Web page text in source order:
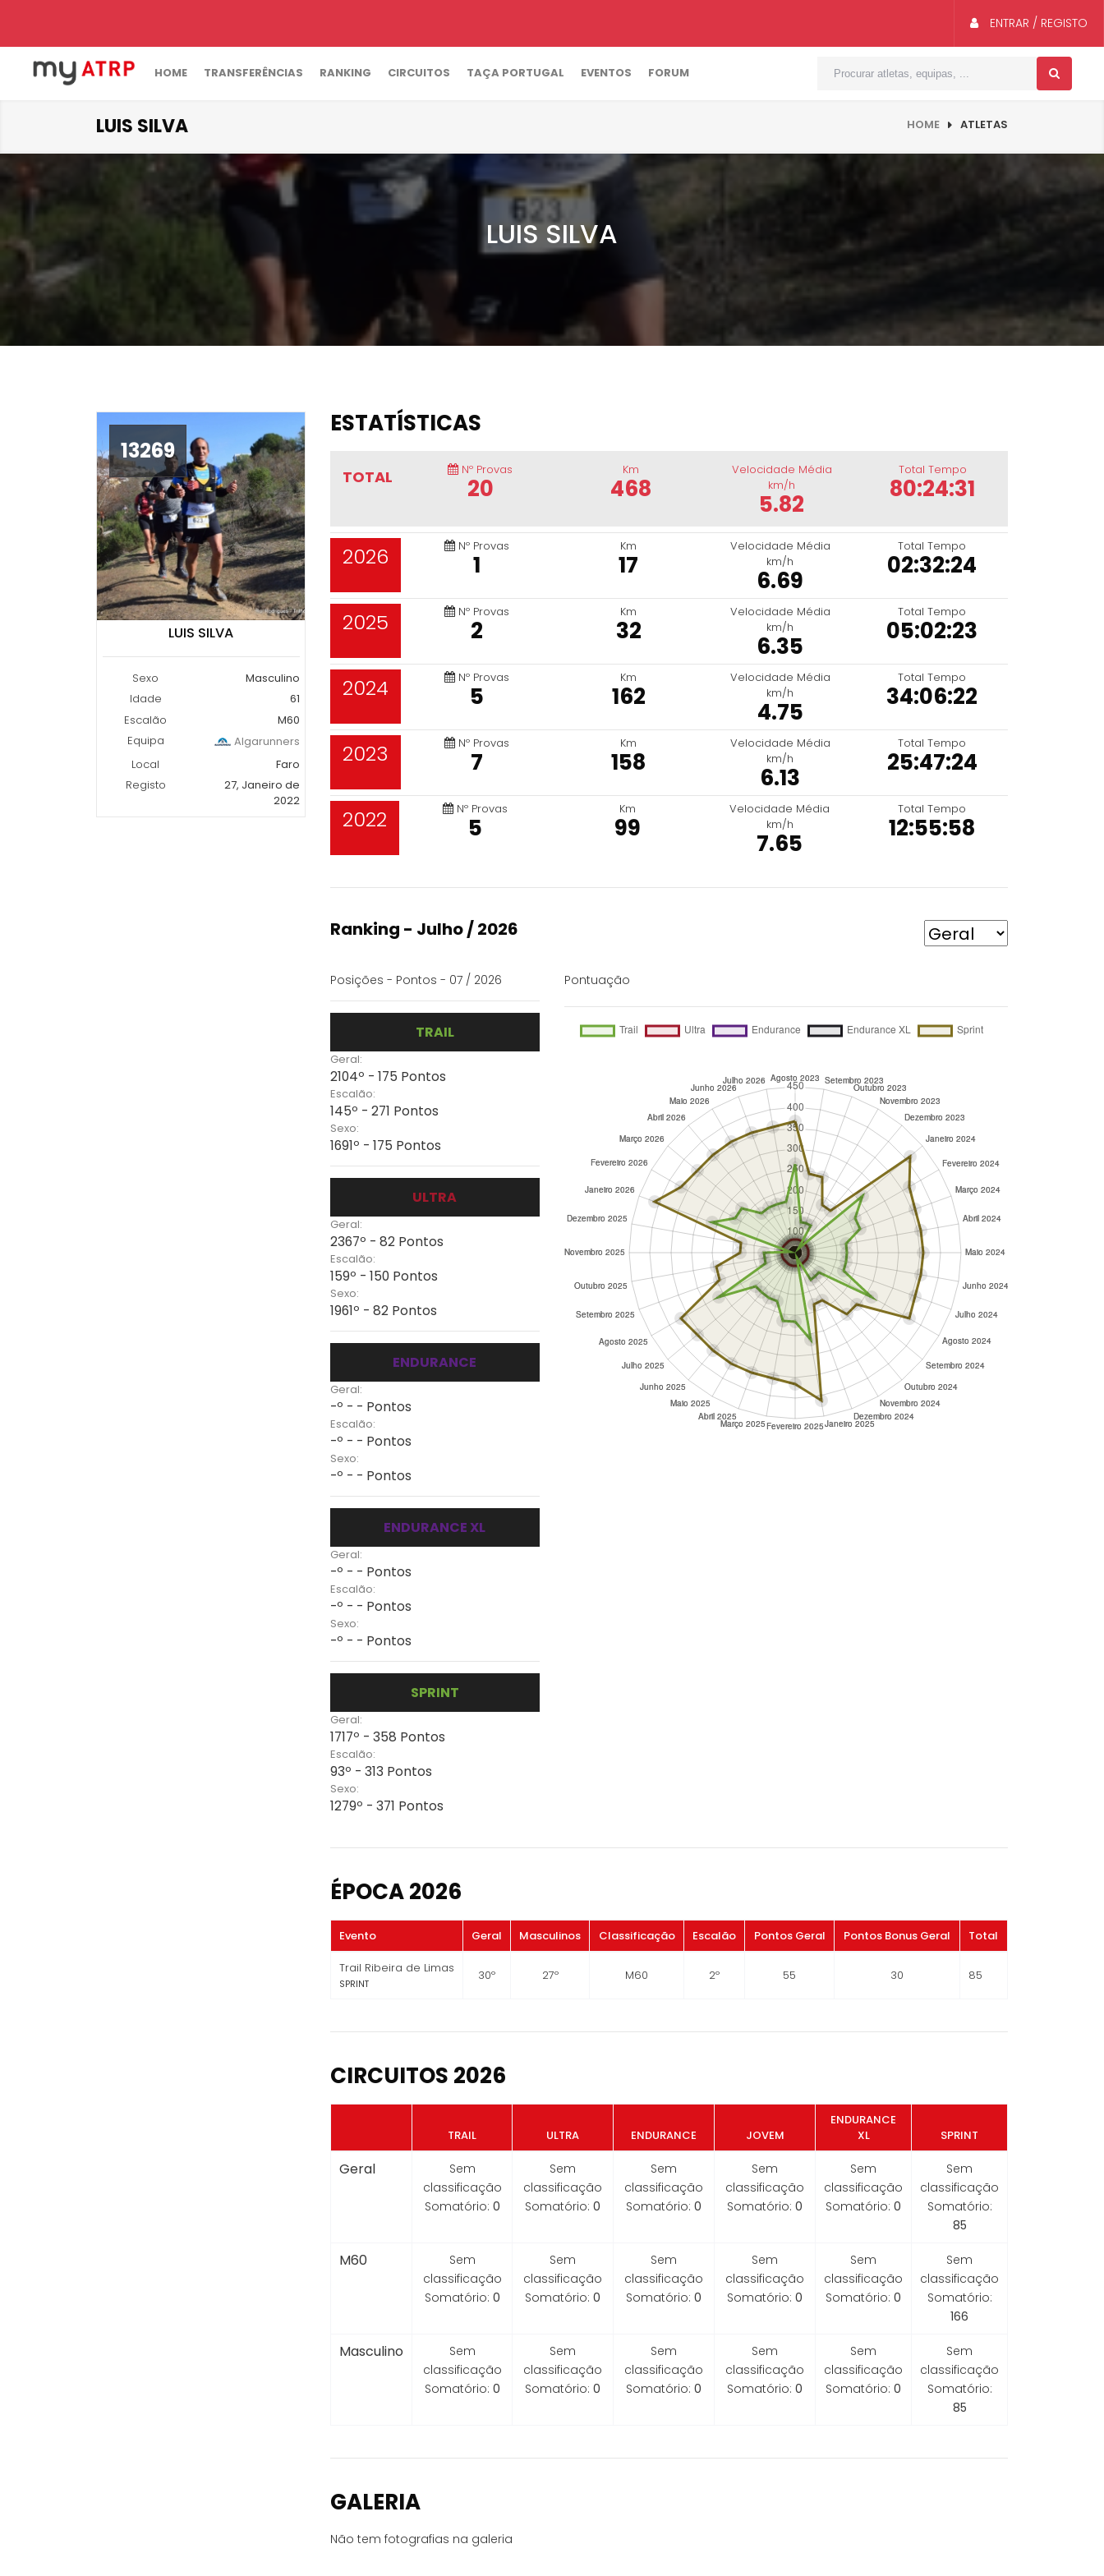
ENTRAR / REGISTO
HOME TRANSFERÊNCIAS RANKING CIRCUITOS TAÇA PORTUGAL EVENTOS FORUM
LUIS SILVA HOME ATLETAS
LUIS SILVA
13269
LUIS SILVA
Sexo
Masculino
Idade
61
Escalão
M60
Equipa
Algarunners
Local
Faro
Registo
27, Janeiro de
2022
ESTATÍSTICAS
TOTAL Nº Provas
20
Km
468
Velocidade Média
km/h
5.82
Total Tempo
80:24:31
2026 Nº Provas
1
Km
17
Velocidade Média
km/h
6.69
Total Tempo
02:32:24
2025 Nº Provas
2
Km
32
Velocidade Média
km/h
6.35
Total Tempo
05:02:23
2024 Nº Provas
5
Km
162
Velocidade Média
km/h
4.75
Total Tempo
34:06:22
2023 Nº Provas
7
Km
158
Velocidade Média
km/h
6.13
Total Tempo
25:47:24
2022 Nº Provas
5
Km
99
Velocidade Média
km/h
7.65
Total Tempo
12:55:58
Ranking - Julho / 2026
Posições - Pontos - 07 / 2026
TRAIL
Geral:
2104º - 175 Pontos
Escalão:
145º - 271 Pontos
Sexo:
1691º - 175 Pontos
ULTRA
Geral:
2367º - 82 Pontos
Escalão:
159º - 150 Pontos
Sexo:
1961º - 82 Pontos
ENDURANCE
Geral:
-º - - Pontos
Escalão:
-º - - Pontos
Sexo:
-º - - Pontos
ENDURANCE XL
Geral:
-º - - Pontos
Escalão:
-º - - Pontos
Sexo:
-º - - Pontos
SPRINT
Geral:
1717º - 358 Pontos
Escalão:
93º - 313 Pontos
Sexo:
1279º - 371 Pontos
Pontuação
ÉPOCA 2026
Evento Geral Masculinos Classificação Escalão Pontos Geral Pontos Bonus Geral Total
Trail Ribeira de Limas
SPRINT
30º 27º M60 2º 55 30 85
CIRCUITOS 2026
TRAIL ULTRA ENDURANCE JOVEM
ENDURANCE
XL
SPRINT
Geral
Sem
classificação
Somatório: 0
Sem
classificação
Somatório: 0
Sem
classificação
Somatório: 0
Sem
classificação
Somatório: 0
Sem
classificação
Somatório: 0
Sem
classificação
Somatório:
85
M60
Sem
classificação
Somatório: 0
Sem
classificação
Somatório: 0
Sem
classificação
Somatório: 0
Sem
classificação
Somatório: 0
Sem
classificação
Somatório: 0
Sem
classificação
Somatório:
166
Masculino
Sem
classificação
Somatório: 0
Sem
classificação
Somatório: 0
Sem
classificação
Somatório: 0
Sem
classificação
Somatório: 0
Sem
classificação
Somatório: 0
Sem
classificação
Somatório:
85
GALERIA
Não tem fotografias na galeria